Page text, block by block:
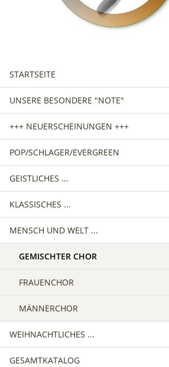
STARTSEITE
UNSERE BESONDERE "NOTE"
+++ NEUERSCHEINUNGEN +++
POP/SCHLAGER/EVERGREEN
GEMISCHTER CHOR
FRAUENCHOR
MÄNNERCHOR
GEISTLICHES ...
GEMISCHTER CHOR
FRAUENCHOR
MÄNNERCHOR
KLASSISCHES ...
GEMISCHTER CHOR
FRAUENCHOR
MÄNNERCHOR
MENSCH UND WELT ...
GEMISCHTER CHOR
FRAUENCHOR
MÄNNERCHOR
WEIHNACHTLICHES ...
GEMISCHTER CHOR
GESAMTKATALOG